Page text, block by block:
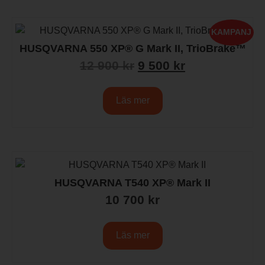
KAMPANJ
HUSQVARNA 550 XP® G Mark II, TrioBrake™
12 900 kr 9 500 kr
Läs mer
HUSQVARNA T540 XP® Mark II
10 700 kr
Läs mer